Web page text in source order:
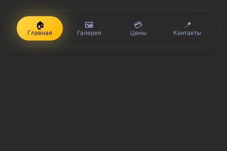
🏠
Главная
🖼️
Галерея
💳
Цены
📍
Контакты